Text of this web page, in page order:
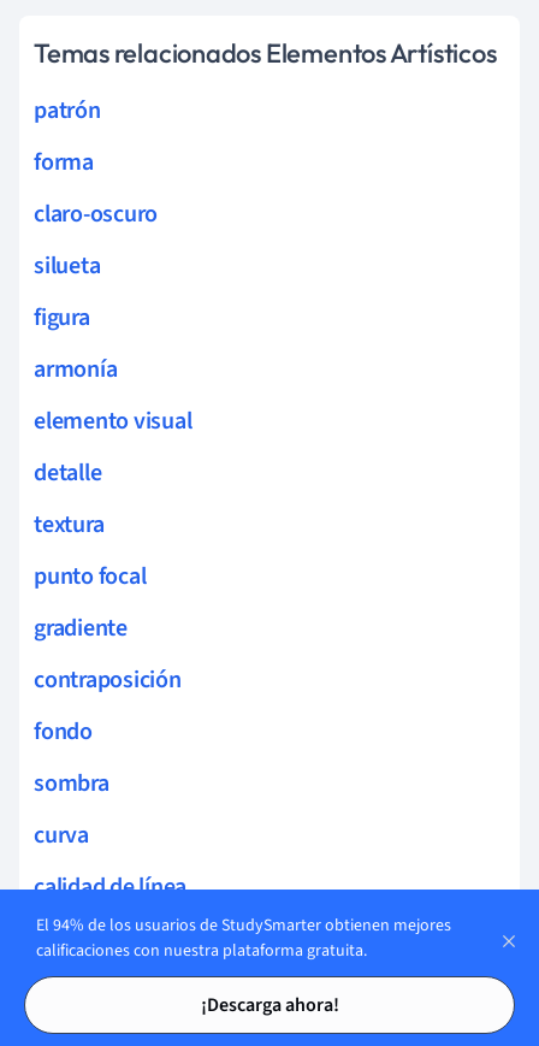
Tarjetas de estudio
Tarjetas de estudio
Temas relacionados Elementos Artísticos
patrón
forma
claro-oscuro
silueta
figura
armonía
elemento visual
detalle
textura
punto focal
gradiente
contraposición
fondo
sombra
curva
calidad de línea
línea
proyección
El 94% de los usuarios de StudySmarter obtienen mejores
calificaciones con nuestra plataforma gratuita.
¡Descarga ahora!